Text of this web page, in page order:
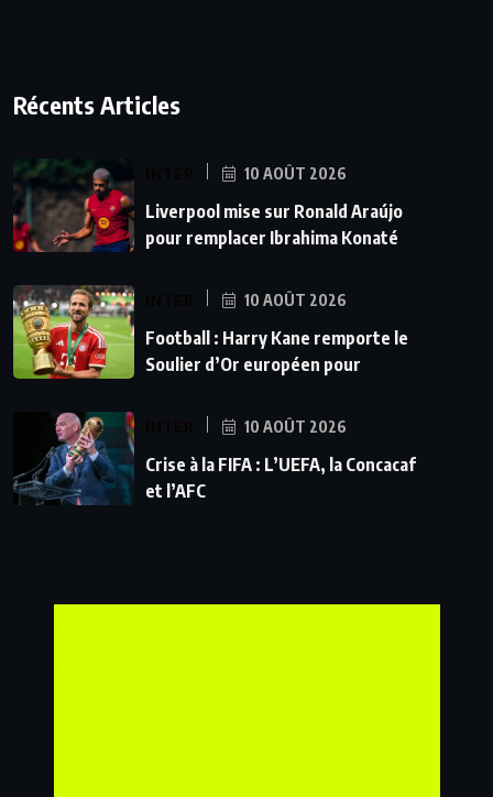
Récents Articles
10 AOÛT 2026
Liverpool mise sur Ronald Araújo
pour remplacer Ibrahima Konaté
10 AOÛT 2026
Football : Harry Kane remporte le
Soulier d’Or européen pour
10 AOÛT 2026
Crise à la FIFA : L’UEFA, la Concacaf
et l’AFC